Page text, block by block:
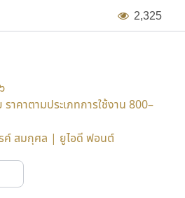
2,325
าคาตามประเภทการใช้งาน 800–
ค์ สมกุศล | ยูไอดี ฟอนต์